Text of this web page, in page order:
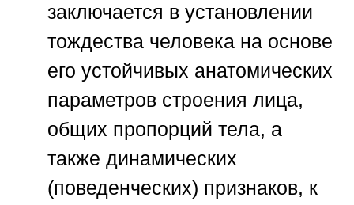
заключается в установлении
тождества человека на основе
его устойчивых анатомических
параметров строения лица,
общих пропорций тела, а
также динамических
(поведенческих) признаков, к